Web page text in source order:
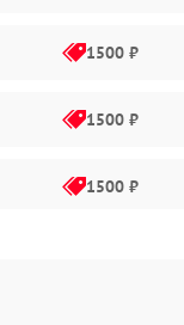
1500 ₽
1500 ₽
1500 ₽